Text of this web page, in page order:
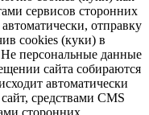
сервисов сторонних
отправку
cookies (куки) в
Не персональные данные
сайта собираются
автоматически
средствами CMS